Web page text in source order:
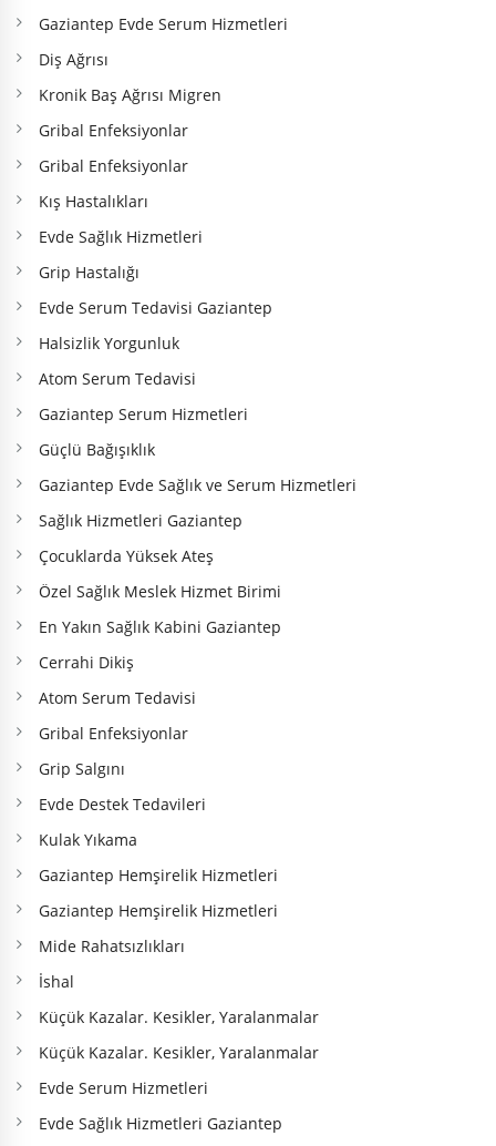
Gaziantep Evde Serum Hizmetleri
Diş Ağrısı
Kronik Baş Ağrısı Migren
Gribal Enfeksiyonlar
Gribal Enfeksiyonlar
Kış Hastalıkları
Evde Sağlık Hizmetleri
Grip Hastalığı
Evde Serum Tedavisi Gaziantep
Halsizlik Yorgunluk
Atom Serum Tedavisi
Gaziantep Serum Hizmetleri
Güçlü Bağışıklık
Gaziantep Evde Sağlık ve Serum Hizmetleri
Sağlık Hizmetleri Gaziantep
Çocuklarda Yüksek Ateş
Özel Sağlık Meslek Hizmet Birimi
En Yakın Sağlık Kabini Gaziantep
Cerrahi Dikiş
Atom Serum Tedavisi
Gribal Enfeksiyonlar
Grip Salgını
Evde Destek Tedavileri
Kulak Yıkama
Gaziantep Hemşirelik Hizmetleri
Gaziantep Hemşirelik Hizmetleri
Mide Rahatsızlıkları
İshal
Küçük Kazalar. Kesikler, Yaralanmalar
Küçük Kazalar. Kesikler, Yaralanmalar
Evde Serum Hizmetleri
Evde Sağlık Hizmetleri Gaziantep